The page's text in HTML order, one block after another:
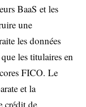
BaaS et les
une
les données
les titulaires en
FICO. Le
et la
crédit de